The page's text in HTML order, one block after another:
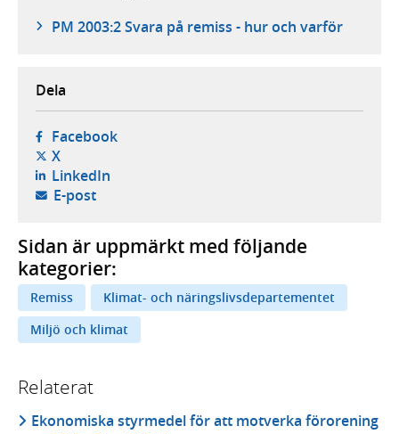
PM 2003:2 Svara på remiss - hur och varför
Dela
Facebook- öppnas i ny flik, extern webbplats,
X- öppnas i ny flik, extern webbplats,
LinkedIn- öppnas i ny flik, extern webbplats,
E-post- öppnar din e-postklient,
Sidan är uppmärkt med följande
kategorier:
Remiss
Klimat- och näringslivsdepartementet
Miljö och klimat
Relaterat
Ekonomiska styrmedel för att motverka förorening